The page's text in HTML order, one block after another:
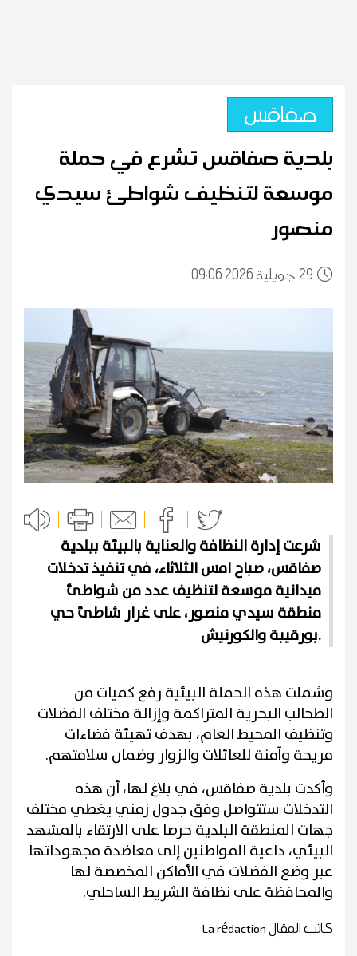
صفاقس
بلدية صفاقس تشرع في حملة
موسعة لتنظيف شواطئ سيدي
منصور
29 09:06 2026 جويلية
شرعت إدارة النظافة والعناية بالبيئة ببلدية
صفاقس، صباح امس الثلاثاء، في تنفيذ تدخلات
ميدانية موسعة لتنظيف عدد من شواطئ
منطقة سيدي منصور، على غرار شاطئ حي
بورقيبة والكورنيش.
وشملت هذه الحملة البيئية رفع كميات من
الطحالب البحرية المتراكمة وإزالة مختلف الفضلات
وتنظيف المحيط العام، بهدف تهيئة فضاءات
مريحة وآمنة للعائلات والزوار وضمان سلامتهم.
وأكدت بلدية صفاقس، في بلاغ لها، أن هذه
التدخلات ستتواصل وفق جدول زمني يغطي مختلف
جهات المنطقة البلدية حرصا على الارتقاء بالمشهد
البيئي، داعية المواطنين إلى معاضدة مجهوداتها
عبر وضع الفضلات في الأماكن المخصصة لها
والمحافظة على نظافة الشريط الساحلي.
كاتب المقالLa rédaction